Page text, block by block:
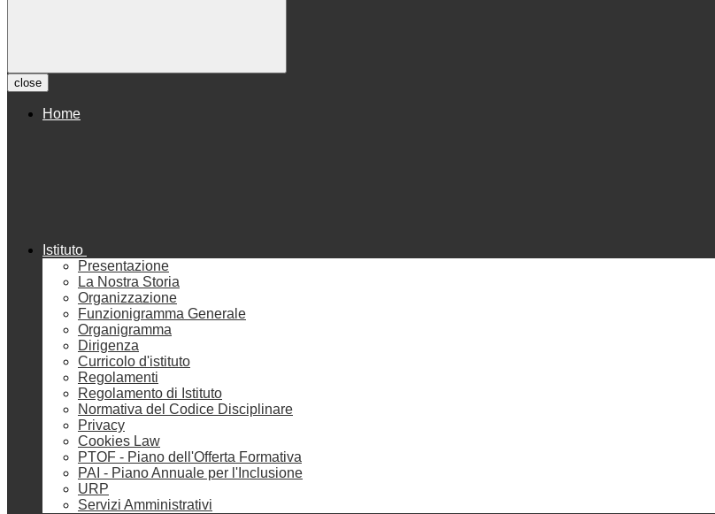
close
Home
Istituto
Presentazione
La Nostra Storia
Organizzazione
Funzionigramma Generale
Organigramma
Dirigenza
Curricolo d'istituto
Regolamenti
Regolamento di Istituto
Normativa del Codice Disciplinare
Privacy
Cookies Law
PTOF - Piano dell'Offerta Formativa
PAI - Piano Annuale per l'Inclusione
URP
Servizi Amministrativi